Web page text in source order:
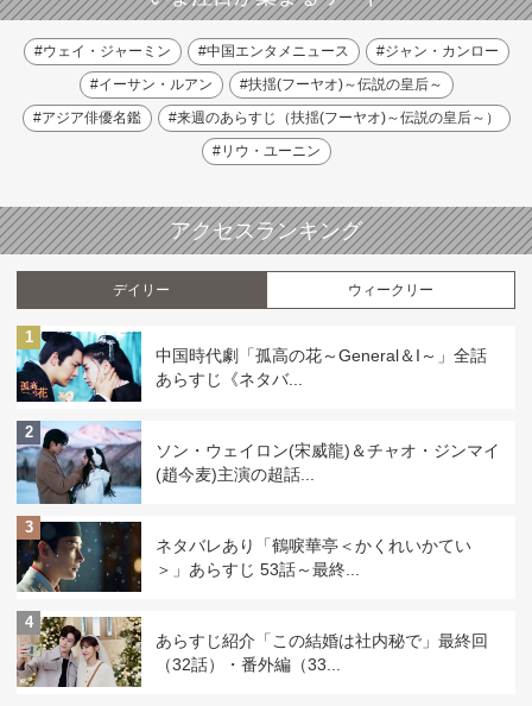
#ウェイ・ジャーミン #中国エンタメニュース
#ジャン・カンロー
#イーサン・ルアン
#扶揺(フーヤオ)～伝説の皇后～
#アジア俳優名鑑
#来週のあらすじ（扶揺(フーヤオ)～伝説の皇后～）
#リウ・ユーニン
アクセスランキング
デイリー ウィークリー
1
中国時代劇「孤高の花～General＆I～」全話
あらすじ《ネタバ...
2
ソン・ウェイロン(宋威龍)＆チャオ・ジンマイ
(趙今麦)主演の超話...
3
ネタバレあり「鶴唳華亭＜かくれいかてい
＞」あらすじ 53話～最終...
4
あらすじ紹介「この結婚は社内秘で」最終回
（32話）・番外編（33...